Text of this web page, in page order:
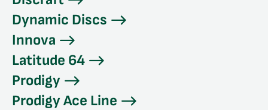
Dynamic Discs
Innova
Latitude 64
Prodigy
Prodigy Ace Line